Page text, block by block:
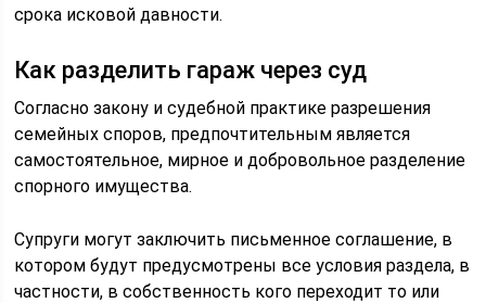
срока исковой давности.
Как разделить гараж через суд
Согласно закону и судебной практике разрешения
семейных споров, предпочтительным является
самостоятельное, мирное и добровольное разделение
спорного имущества.
Супруги могут заключить письменное соглашение, в
котором будут предусмотрены все условия раздела, в
частности, в собственность кого переходит то или